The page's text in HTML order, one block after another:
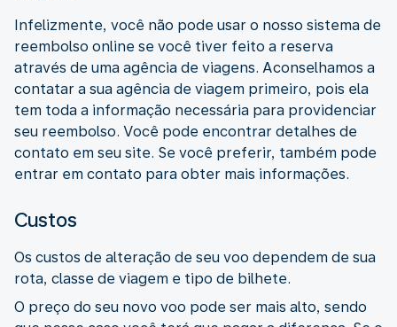
Infelizmente, você não pode usar o nosso sistema de
reembolso online se você tiver feito a reserva
através de uma agência de viagens. Aconselhamos a
contatar a sua agência de viagem primeiro, pois ela
tem toda a informação necessária para providenciar
seu reembolso. Você pode encontrar detalhes de
contato em seu site. Se você preferir, também pode
entrar em contato para obter mais informações.
Custos
Os custos de alteração de seu voo dependem de sua
rota, classe de viagem e tipo de bilhete.
O preço do seu novo voo pode ser mais alto, sendo